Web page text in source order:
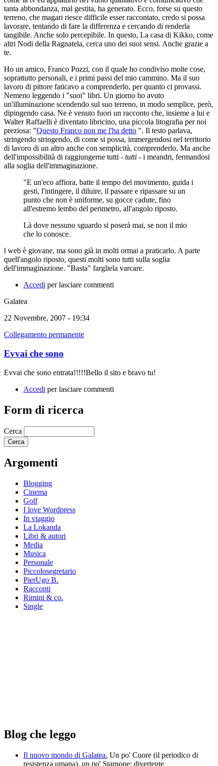
tanta abbondanza, mal gestita, ha generato. Ecco, forse su questo
terreno, che magari riesce difficile esser raccontato, credo si possa
lavorare, tentando di fare la differenza e cercando di renderla
tangibile. Anche solo percepibile. In questo, La casa di Kikko, come
altri Nodi della Ragnatela, cerca uno dei suoi sensi. Anche grazie a
te.
Ho un amico, Franco Pozzi, con il quale ho condiviso molte cose,
soprattutto personali, e i primi passi del mio cammino. Ma il suo
lavoro di pittore faticavo a comprenderlo, per quanto ci provassi.
Nemeno leggendo i "suoi" libri. Un giorno ho avuto
un'illuminazione scendendo sul suo terreno, in modo semplice, però,
dipingendo casa. Ne è venuto fuori un racconto che, insieme a lui e
Walter Raffaelli è diventato libricino, una piccola litografia per noi
preziosa: "Questo Franco non me l'ha detto ". Il testo parlava,
stringendo stringendo, di come si possa, immergendosi nel territorio
di lavoro di un altro anche con semplicità, comprenderlo. Ma anche
dell'impossibilità di raggiungerne tutti - tutti - i meandri, fermandosi
alla soglia dell'immaginazione.
"E un'eco affiora, batte il tempo del movimento, guida i
gesti, l'intingere, il diluire, il passare e ripassare su un
punto che non è uniforme, su gocce cadute, fino
all'estremo lembo del perimetro, all'angolo riposto.
Là dove nessuno sguardo si poserà mai, se non il mio
che lo conosce.
l web è giovane, ma sono già in molti ormai a praticarlo. A parte
quell'angolo riposto, questi molti sono tutti sulla soglia
dell'immaginazione. "Basta" fargliela varcare.
Accedi per lasciare commenti
Galatea
22 Novembre, 2007 - 19:34
Collegamento permanente
Evvai che sono
Evvai che sono entrata!!!!!Bello il sito e bravo tu!
Accedi per lasciare commenti
Form di ricerca
Cerca
Argomenti
Blogging
Cinema
Golf
I love Wordpress
In viaggio
La Lokanda
Libri & autori
Media
Musica
Personale
Piccolosegretario
PierUgo B.
Racconti
Rimini & co.
Single
Blog che leggo
Il nuovo mondo di Galatea. Un po' Cuore (il periodico di
resistenza umana), un po' Starnone: divertente